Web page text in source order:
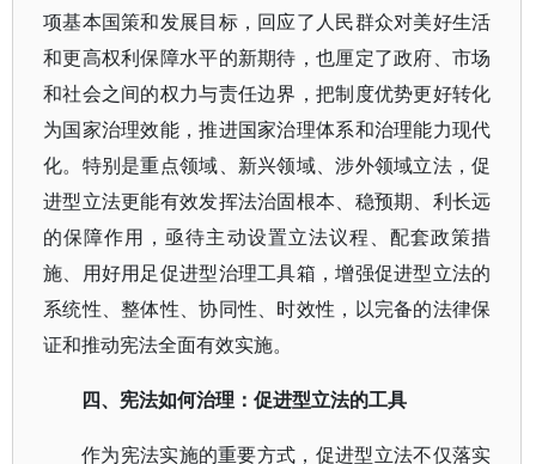
项基本国策和发展目标，回应了人民群众对美好生活
和更高权利保障水平的新期待，也厘定了政府、市场
和社会之间的权力与责任边界，把制度优势更好转化
为国家治理效能，推进国家治理体系和治理能力现代
化。特别是重点领域、新兴领域、涉外领域立法，促
进型立法更能有效发挥法治固根本、稳预期、利长远
的保障作用，亟待主动设置立法议程、配套政策措
施、用好用足促进型治理工具箱，增强促进型立法的
系统性、整体性、协同性、时效性，以完备的法律保
证和推动宪法全面有效实施。
四、宪法如何治理：促进型立法的工具
作为宪法实施的重要方式，促进型立法不仅落实